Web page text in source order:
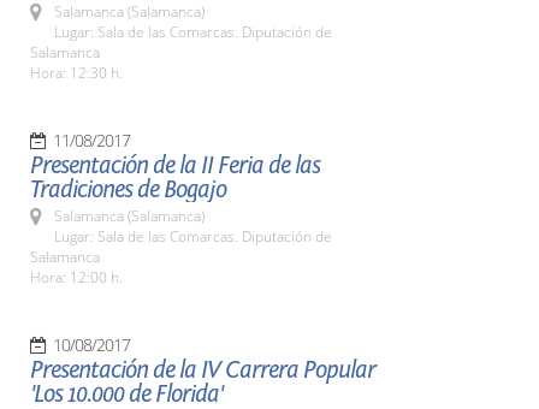
Salamanca (Salamanca)
Lugar: Sala de las Comarcas. Diputación de
Salamanca
Hora: 12:30 h.
11/08/2017
Presentación de la II Feria de las
Tradiciones de Bogajo
Salamanca (Salamanca)
Lugar: Sala de las Comarcas. Diputación de
Salamanca
Hora: 12:00 h.
10/08/2017
Presentación de la IV Carrera Popular
'Los 10.000 de Florida'